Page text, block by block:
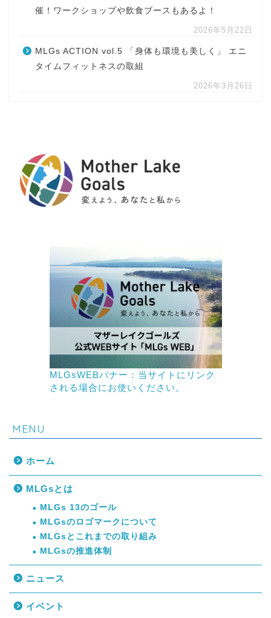
催！ワークショップや飲食ブースもあるよ！
2026年5月22日
MLGs ACTION vol.5 「身体も環境も美しく」 エニ
タイムフィットネスの取組
2026年3月26日
MLGsWEBバナー：当サイトにリンク
される場合にお使いください。
MENU
ホーム
MLGsとは
MLGs 13のゴール
MLGsのロゴマークについて
MLGsとこれまでの取り組み
MLGsの推進体制
ニュース
イベント